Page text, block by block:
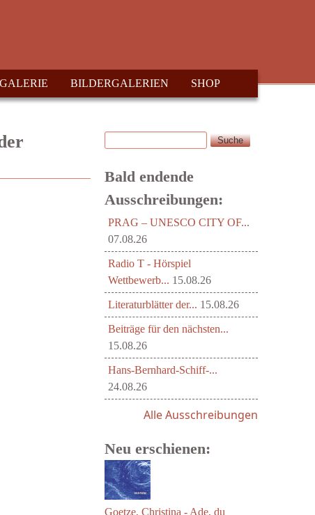
BILDERGALERIEN SHOP
Suchformular
Suche
Bald endende
Ausschreibungen:
PRAG – UNESCO CITY OF...
07.08.26
Radio T - Hörspiel
Wettbewerb... 15.08.26
Literaturblätter der... 15.08.26
Beiträge für den nächsten...
15.08.26
Hans-Bernhard-Schiff-...
24.08.26
Alle Ausschreibungen
Neu erschienen: